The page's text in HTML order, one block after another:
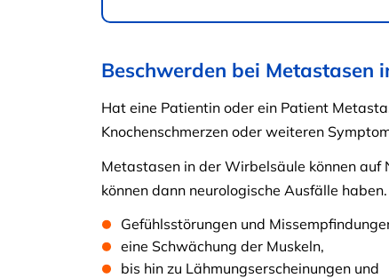
Beschwerden bei Metastasen
Hat eine Patientin oder ein Patient
Knochenschmerzen oder weiteren
Metastasen in der Wirbelsäule können auf
können dann neurologische Ausfälle
Gefühlsstörungen und
eine Schwächung der Muskeln,
bis hin zu Lähmungserscheinungen und